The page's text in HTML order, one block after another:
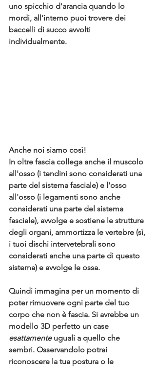
uno spicchio d'arancia quando lo
mordi, all’interno puoi trovere dei
baccelli di succo avvolti
individualmente.
Anche noi siamo così!
In oltre fascia collega anche il muscolo
all'osso (i tendini sono considerati una
parte del sistema fasciale) e l'osso
all'osso (i legamenti sono anche
considerati una parte del sistema
fasciale), avvolge e sostiene le strutture
degli organi, ammortizza le vertebre (sì,
i tuoi dischi intervetebrali sono
considerati anche una parte di questo
sistema) e avvolge le ossa.
Quindi immagina per un momento di
poter rimuovere ogni parte del tuo
corpo che non è fascia. Si avrebbe un
modello 3D perfetto un case
esattamente uguali a quello che
sembri. Osservandolo potrai
riconoscere la tua postura o le